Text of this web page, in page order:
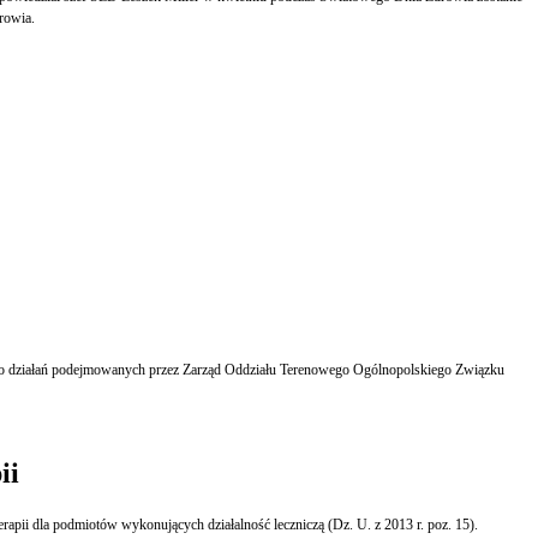
podejmowanych przez Zarząd Oddziału Terenowego Ogólnopolskiego Związku
dla podmiotów wykonujących działalność leczniczą (Dz. U. z 2013 r. poz. 15).